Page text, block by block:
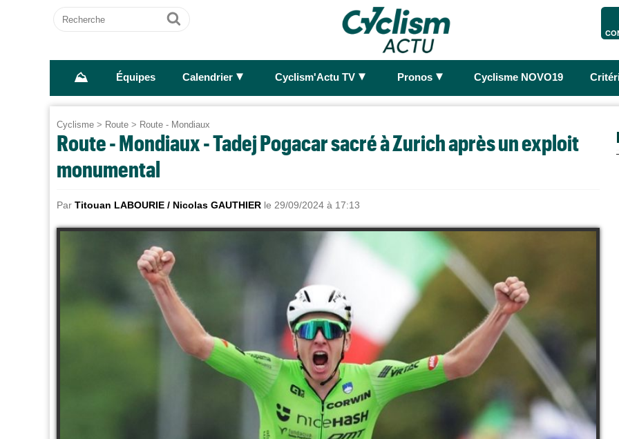
Recherche
Ok
⛰ Équipes Calendrier ► Cyclism'Actu TV ► Pronos ► Cyclisme NOVO19
Cyclisme > Route > Route - Mondiaux
Route - Mondiaux - Tadej Pogacar sacré à Zurich après un exploit
monumental
Par Titouan LABOURIE / Nicolas GAUTHIER le 29/09/2024 à 17:13